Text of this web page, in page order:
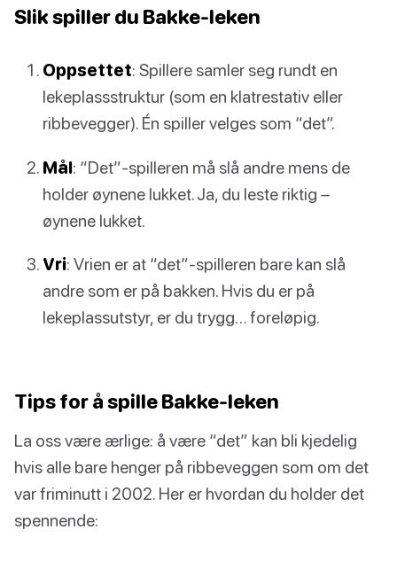
Slik spiller du Bakke-leken
Oppsettet: Spillere samler seg rundt en
lekeplassstruktur (som en klatrestativ eller
ribbevegger). Én spiller velges som “det”.
Mål: “Det”-spilleren må slå andre mens de
holder øynene lukket. Ja, du leste riktig –
øynene lukket.
Vri: Vrien er at “det”-spilleren bare kan slå
andre som er på bakken. Hvis du er på
lekeplassutstyr, er du trygg… foreløpig.
Tips for å spille Bakke-leken
La oss være ærlige: å være “det” kan bli kjedelig
hvis alle bare henger på ribbeveggen som om det
var friminutt i 2002. Her er hvordan du holder det
spennende: